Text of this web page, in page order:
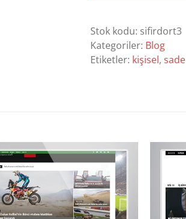
Stok kodu: sifirdort3
Kategoriler: Blog
Etiketler: kişisel, sade